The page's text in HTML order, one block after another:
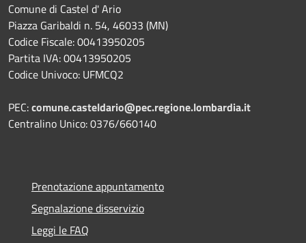
Comune di Castel d' Ario
Piazza Garibaldi n. 54, 46033 (MN)
Codice Fiscale: 00413950205
Partita IVA: 00413950205
Codice Univoco: UFMCQ2
PEC:comune.casteldario@pec.regione.lombardia.it
Centralino Unico: 0376/660140
Prenotazione appuntamento
Segnalazione disservizio
Leggi le FAQ